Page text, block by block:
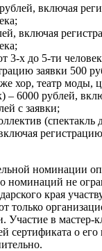
включая
включая
3-х до 5-ти
заявки 500
хор, театр моды,
– 6000 рублей,
с заявки;
(спектакль
номинации
номинаций не
края
только
Участие в мастер-
сертификата о